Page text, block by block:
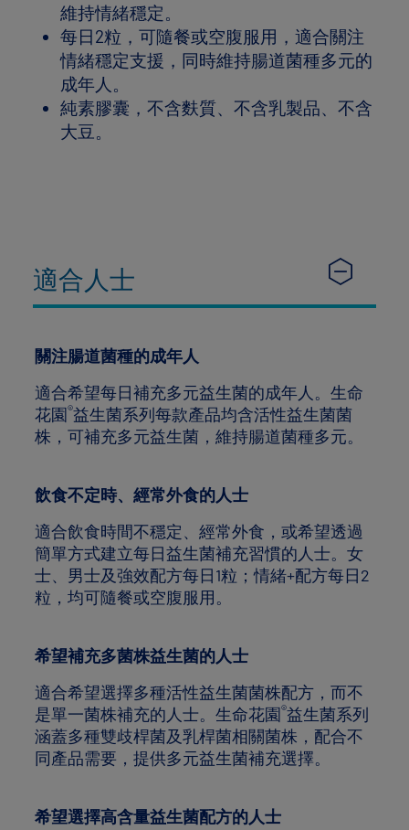
維持情緒穩定。
每日2粒，可隨餐或空腹服用，適合關注
情緒穩定支援，同時維持腸道菌種多元的
成年人。
純素膠囊，不含麩質、不含乳製品、不含
大豆。
適合人士
關注腸道菌種的成年人
適合希望每日補充多元益生菌的成年人。生命
花園®益生菌系列每款產品均含活性益生菌菌
株，可補充多元益生菌，維持腸道菌種多元。
飲食不定時、經常外食的人士
適合飲食時間不穩定、經常外食，或希望透過
簡單方式建立每日益生菌補充習慣的人士。女
士、男士及強效配方每日1粒；情緒+配方每日2
粒，均可隨餐或空腹服用。
希望補充多菌株益生菌的人士
適合希望選擇多種活性益生菌菌株配方，而不
是單一菌株補充的人士。生命花園®益生菌系列
涵蓋多種雙歧桿菌及乳桿菌相關菌株，配合不
同產品需要，提供多元益生菌補充選擇。
希望選擇高含量益生菌配方的人士